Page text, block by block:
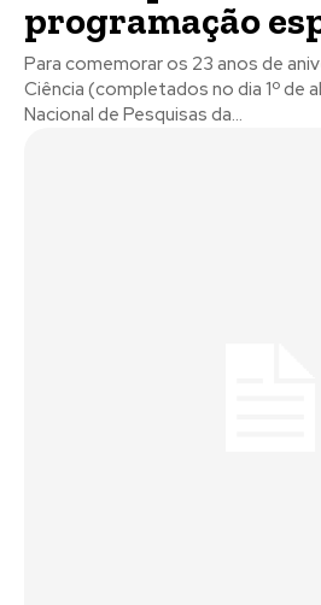
programação
Para comemorar os 23 anos de
Ciência (completados no dia 1º de
Nacional de Pesquisas da...